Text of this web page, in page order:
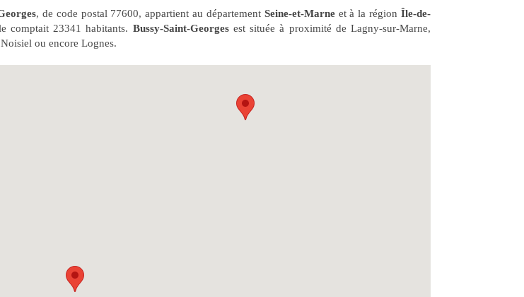
, de code postal 77600, appartient au département Seine-et-Marneet à la région Île-de-
comptait 23341 habitants. Bussy-Saint-Georgesest située à proximité de Lagny-sur-Marne,
ou encore Lognes.